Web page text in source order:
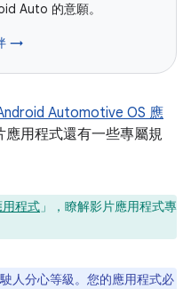
Auto 的意願。
→
Automotive OS 應
應用程式還有一些專屬規
程式 」，瞭解影片應用程式專
人分心等級。您的應用程式必